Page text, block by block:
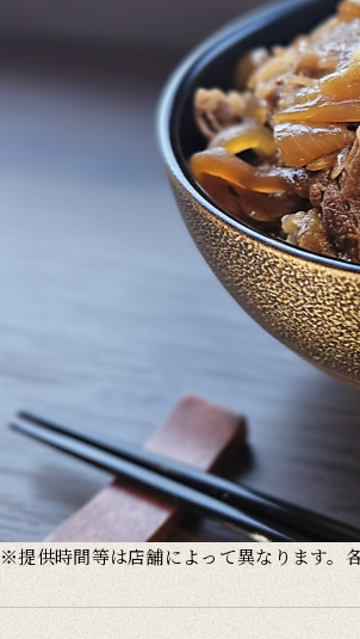
※提供時間等は店舗によって異なります。